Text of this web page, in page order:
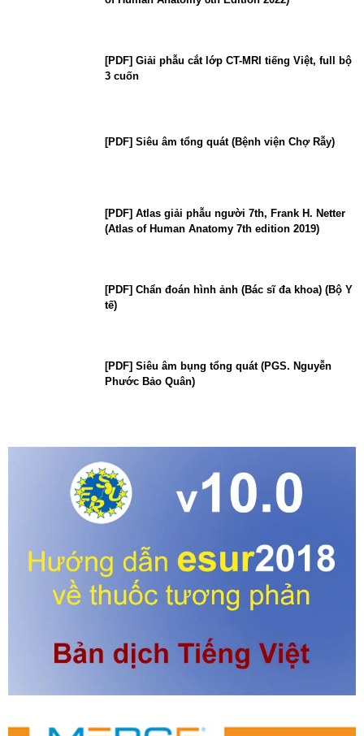
[PDF] Giải phẫu cắt lớp CT-MRI tiếng Việt, full bộ
3 cuốn
[PDF] Siêu âm tổng quát (Bệnh viện Chợ Rẫy)
[PDF] Atlas giải phẫu người 7th, Frank H. Netter
(Atlas of Human Anatomy 7th edition 2019)
[PDF] Chẩn đoán hình ảnh (Bác sĩ đa khoa) (Bộ Y
tế)
[PDF] Siêu âm bụng tổng quát (PGS. Nguyễn
Phước Bảo Quân)